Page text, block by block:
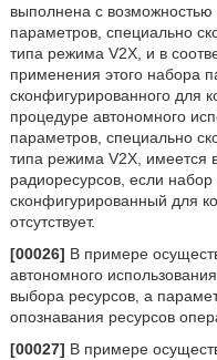
выполнена с
параметров, специально
типа режима V2X, и в
применения этого набора
сконфигурированного для
процедуре автономного
параметров, специально
типа режима V2X, имеется
радиоресурсов, если
сконфигурированный для
отсутствует.
[00026] В примере
автономного
выбора ресурсов, а
опознавания ресурсов
[00027] В примере